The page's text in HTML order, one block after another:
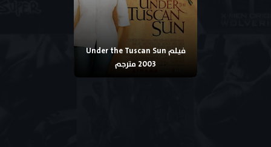
فيلم Under the Tuscan Sun
2003 مترجم